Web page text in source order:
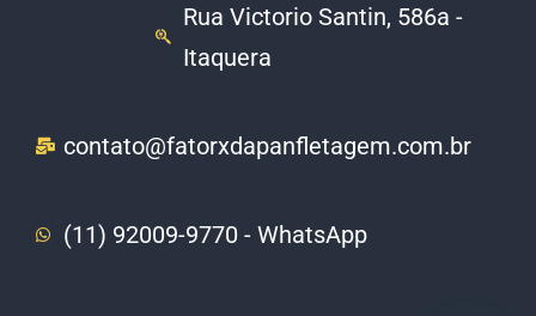
Rua Victorio Santin, 586a -
Itaquera
contato@fatorxdapanfletagem.com.br
(11) 92009-9770 - WhatsApp